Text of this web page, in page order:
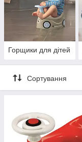
підтримати їхні
радісних моментів!
допоможуть
моторику та
навколишній світ.
даруйте йому
Горщики для дітей
Сортування